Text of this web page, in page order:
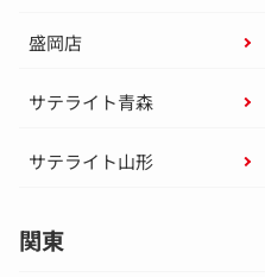
盛岡店
サテライト青森
サテライト山形
関東